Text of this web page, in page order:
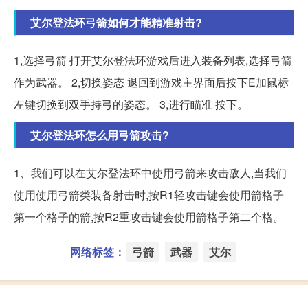
艾尔登法环弓箭如何才能精准射击?
1,选择弓箭 打开艾尔登法环游戏后进入装备列表,选择弓箭
作为武器。 2,切换姿态 退回到游戏主界面后按下E加鼠标
左键切换到双手持弓的姿态。 3,进行瞄准 按下。
艾尔登法环怎么用弓箭攻击?
1、我们可以在艾尔登法环中使用弓箭来攻击敌人,当我们
使用使用弓箭类装备射击时,按R1轻攻击键会使用箭格子
第一个格子的箭,按R2重攻击键会使用箭格子第二个格。
网络标签： 弓箭 武器 艾尔